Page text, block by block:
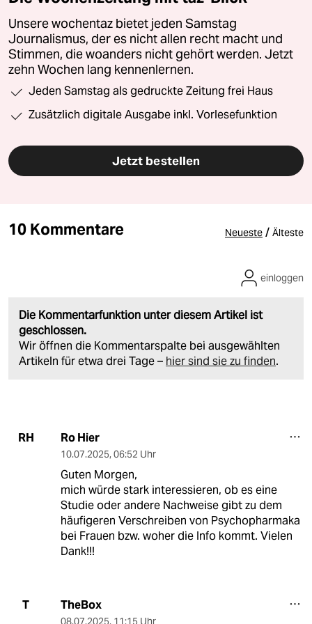
Unsere wochentaz bietet jeden Samstag
Journalismus, der es nicht allen recht macht und
Stimmen, die woanders nicht gehört werden. Jetzt
zehn Wochen lang kennenlernen.
Jeden Samstag als gedruckte Zeitung frei Haus
Zusätzlich digitale Ausgabe inkl. Vorlesefunktion
Jetzt bestellen
10 Kommentare Neueste / Älteste
Die Kommentarfunktion unter diesem Artikel ist
geschlossen.
Wir öffnen die Kommentarspalte bei ausgewählten
Artikeln für etwa drei Tage – hier sind sie zu finden.
einloggen
RH Ro Hier
10.07.2025, 06:52 Uhr
Guten Morgen,
mich würde stark interessieren, ob es eine
Studie oder andere Nachweise gibt zu dem
häufigeren Verschreiben von Psychopharmaka
bei Frauen bzw. woher die Info kommt. Vielen
Dank!!!
T TheBox
08.07.2025, 11:15 Uhr